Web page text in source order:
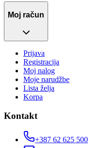
Moj račun
Prijava
Registracija
Moj nalog
Moje narudžbe
Lista želja
Korpa
Kontakt
+387 62 625 500